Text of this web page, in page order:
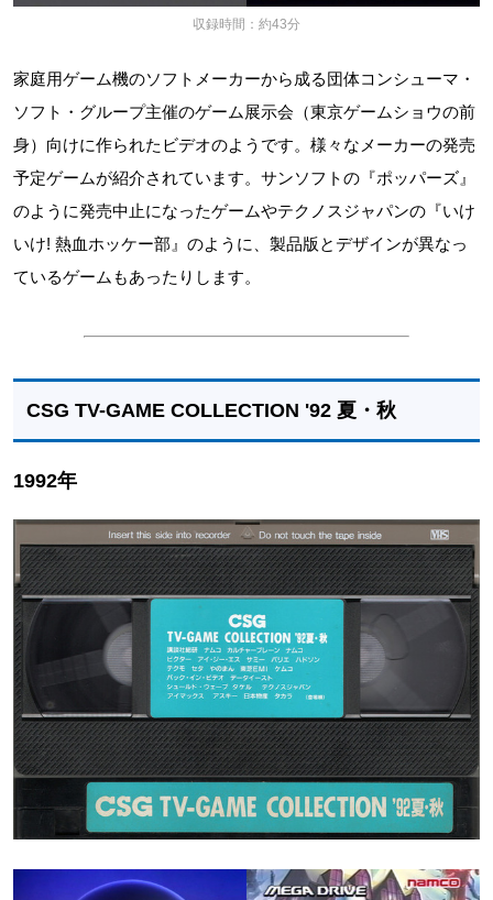
収録時間：約43分
家庭用ゲーム機のソフトメーカーから成る団体コンシューマ・
ソフト・グループ主催のゲーム展示会（東京ゲームショウの前
身）向けに作られたビデオのようです。様々なメーカーの発売
予定ゲームが紹介されています。サンソフトの『ポッパーズ』
のように発売中止になったゲームやテクノスジャパンの『いけ
いけ! 熱血ホッケー部』のように、製品版とデザインが異なっ
ているゲームもあったりします。
CSG TV-GAME COLLECTION '92 夏・秋
1992年